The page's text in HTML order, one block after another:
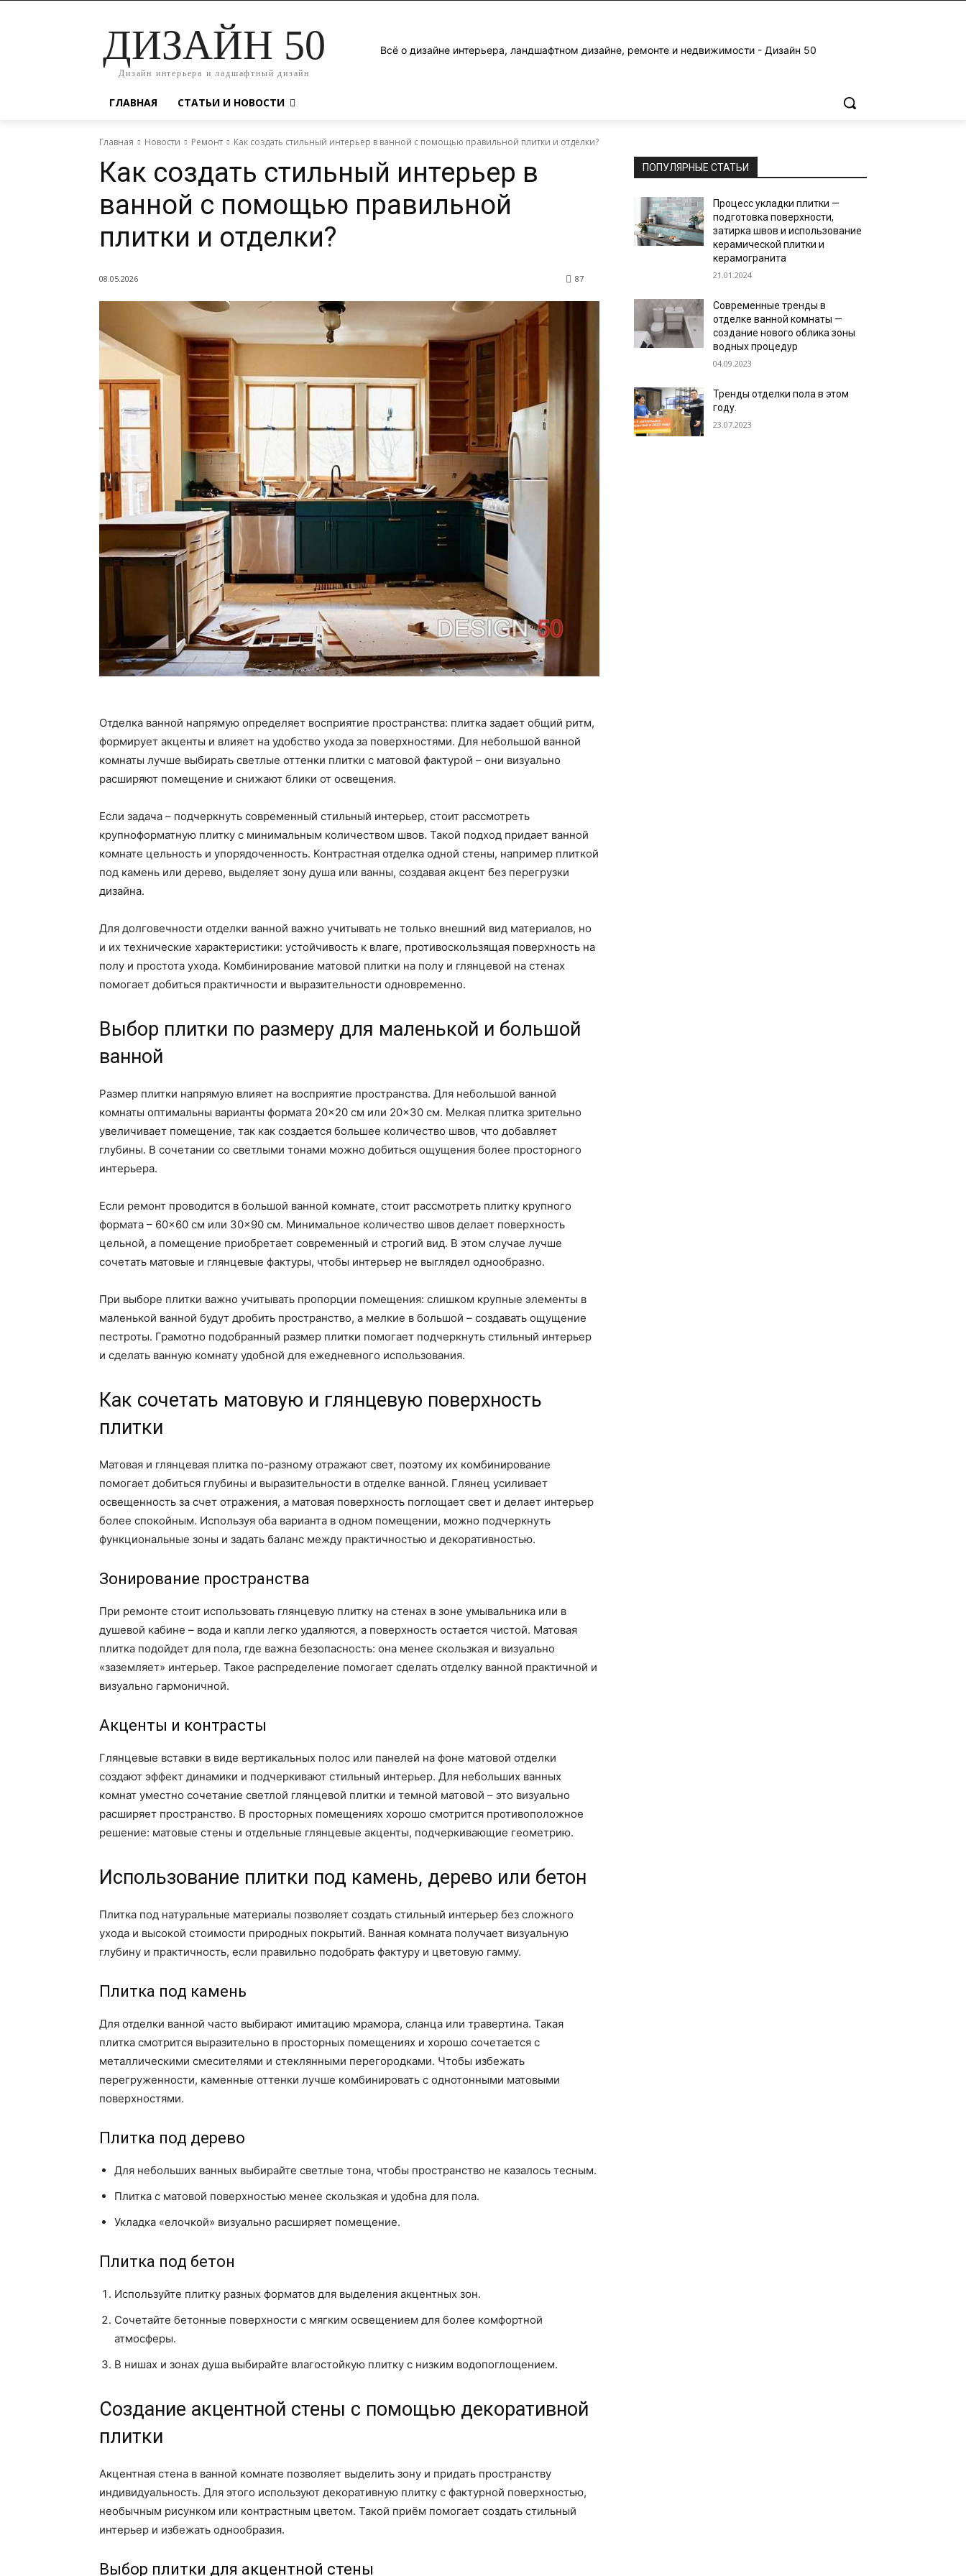
ДИЗАЙН 50
Дизайн интерьера и ладшафтный дизайн
Всё о дизайне интерьера, ландшафтном дизайне, ремонте и недвижимости - Дизайн 50
ГЛАВНАЯ СТАТЬИ И НОВОСТИ
Главная Новости Ремонт Как создать стильный интерьер в ванной с помощью правильной плитки и отделки?
Как создать стильный интерьер в
ванной с помощью правильной
плитки и отделки?
08.05.2026 87
Отделка ванной напрямую определяет восприятие пространства: плитка задает общий ритм,
формирует акценты и влияет на удобство ухода за поверхностями. Для небольшой ванной
комнаты лучше выбирать светлые оттенки плитки с матовой фактурой – они визуально
расширяют помещение и снижают блики от освещения.
Если задача – подчеркнуть современный стильный интерьер, стоит рассмотреть
крупноформатную плитку с минимальным количеством швов. Такой подход придает ванной
комнате цельность и упорядоченность. Контрастная отделка одной стены, например плиткой
под камень или дерево, выделяет зону душа или ванны, создавая акцент без перегрузки
дизайна.
Для долговечности отделки ванной важно учитывать не только внешний вид материалов, но
и их технические характеристики: устойчивость к влаге, противоскользящая поверхность на
полу и простота ухода. Комбинирование матовой плитки на полу и глянцевой на стенах
помогает добиться практичности и выразительности одновременно.
Выбор плитки по размеру для маленькой и большой
ванной
Размер плитки напрямую влияет на восприятие пространства. Для небольшой ванной
комнаты оптимальны варианты формата 20×20 см или 20×30 см. Мелкая плитка зрительно
увеличивает помещение, так как создается большее количество швов, что добавляет
глубины. В сочетании со светлыми тонами можно добиться ощущения более просторного
интерьера.
Если ремонт проводится в большой ванной комнате, стоит рассмотреть плитку крупного
формата – 60×60 см или 30×90 см. Минимальное количество швов делает поверхность
цельной, а помещение приобретает современный и строгий вид. В этом случае лучше
сочетать матовые и глянцевые фактуры, чтобы интерьер не выглядел однообразно.
При выборе плитки важно учитывать пропорции помещения: слишком крупные элементы в
маленькой ванной будут дробить пространство, а мелкие в большой – создавать ощущение
пестроты. Грамотно подобранный размер плитки помогает подчеркнуть стильный интерьер
и сделать ванную комнату удобной для ежедневного использования.
Как сочетать матовую и глянцевую поверхность
плитки
Матовая и глянцевая плитка по-разному отражают свет, поэтому их комбинирование
помогает добиться глубины и выразительности в отделке ванной. Глянец усиливает
освещенность за счет отражения, а матовая поверхность поглощает свет и делает интерьер
более спокойным. Используя оба варианта в одном помещении, можно подчеркнуть
функциональные зоны и задать баланс между практичностью и декоративностью.
Зонирование пространства
При ремонте стоит использовать глянцевую плитку на стенах в зоне умывальника или в
душевой кабине – вода и капли легко удаляются, а поверхность остается чистой. Матовая
плитка подойдет для пола, где важна безопасность: она менее скользкая и визуально
«заземляет» интерьер. Такое распределение помогает сделать отделку ванной практичной и
визуально гармоничной.
Акценты и контрасты
Глянцевые вставки в виде вертикальных полос или панелей на фоне матовой отделки
создают эффект динамики и подчеркивают стильный интерьер. Для небольших ванных
комнат уместно сочетание светлой глянцевой плитки и темной матовой – это визуально
расширяет пространство. В просторных помещениях хорошо смотрится противоположное
решение: матовые стены и отдельные глянцевые акценты, подчеркивающие геометрию.
Использование плитки под камень, дерево или бетон
Плитка под натуральные материалы позволяет создать стильный интерьер без сложного
ухода и высокой стоимости природных покрытий. Ванная комната получает визуальную
глубину и практичность, если правильно подобрать фактуру и цветовую гамму.
Плитка под камень
Для отделки ванной часто выбирают имитацию мрамора, сланца или травертина. Такая
плитка смотрится выразительно в просторных помещениях и хорошо сочетается с
металлическими смесителями и стеклянными перегородками. Чтобы избежать
перегруженности, каменные оттенки лучше комбинировать с однотонными матовыми
поверхностями.
Плитка под дерево
Для небольших ванных выбирайте светлые тона, чтобы пространство не казалось тесным.
Плитка с матовой поверхностью менее скользкая и удобна для пола.
Укладка «елочкой» визуально расширяет помещение.
Плитка под бетон
Используйте плитку разных форматов для выделения акцентных зон.
Сочетайте бетонные поверхности с мягким освещением для более комфортной
атмосферы.
В нишах и зонах душа выбирайте влагостойкую плитку с низким водопоглощением.
Создание акцентной стены с помощью декоративной
плитки
Акцентная стена в ванной комнате позволяет выделить зону и придать пространству
индивидуальность. Для этого используют декоративную плитку с фактурной поверхностью,
необычным рисунком или контрастным цветом. Такой приём помогает создать стильный
интерьер и избежать однообразия.
Выбор плитки для акцентной стены
ПОПУЛЯРНЫЕ СТАТЬИ
Процесс укладки плитки —
подготовка поверхности,
затирка швов и использование
керамической плитки и
керамогранита
21.01.2024
Современные тренды в
отделке ванной комнаты —
создание нового облика зоны
водных процедур
04.09.2023
Тренды отделки пола в этом
году.
23.07.2023